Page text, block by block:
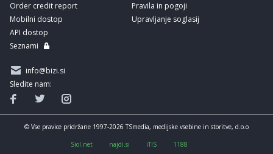
Order credit report
Mobilni dostop
API dostop
Seznami
Pravila in pogoji
Upravljanje soglasij
info@bizi.si
Sledite nam:
© Vse pravice pridržane 1997-2026 TSmedia, medijske vsebine in storitve, d.o.o
Siol.net najdi.si iTIS 1188